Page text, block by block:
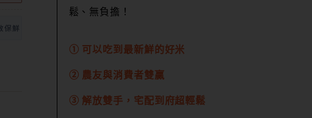
保鮮
鬆、無負擔！
① 可以吃到最新鮮的好米
② 農友與消費者雙贏
③ 解放雙手，宅配到府超輕鬆